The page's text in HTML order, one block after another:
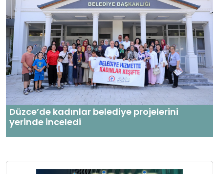
Düzce’de kadınlar belediye projelerini
yerinde inceledi